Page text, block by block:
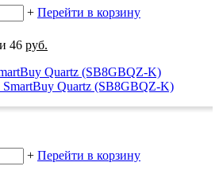
+ Перейти в корзину
46 руб.
Quartz (SB8GBQZ-K)
+ Перейти в корзину